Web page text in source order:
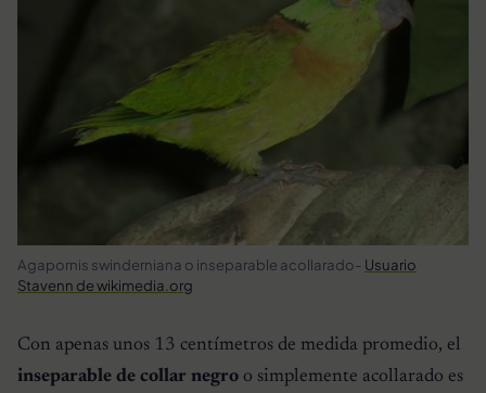
Agapornis swinderniana o inseparable acollarado- Usuario
Stavenn de wikimedia.org
Con apenas unos 13 centímetros de medida promedio, el
inseparable de collar negro o simplemente acollarado es